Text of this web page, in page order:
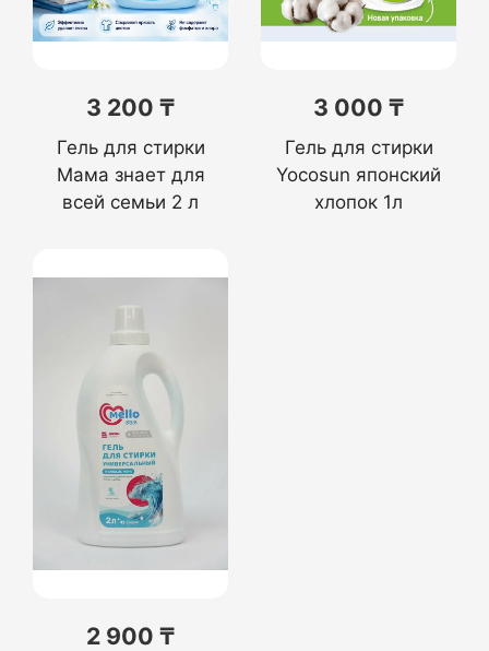
3 200 ₸
Гель для стирки
Мама знает для
всей семьи 2 л
3 000 ₸
Гель для стирки
Yocosun японский
хлопок 1л
2 900 ₸